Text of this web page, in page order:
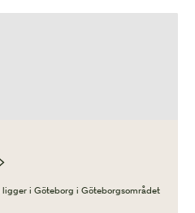
i Göteborg i Göteborgsområdet